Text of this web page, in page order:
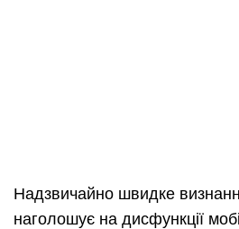
Надзвичайно швидке
наголошує на дисфункції